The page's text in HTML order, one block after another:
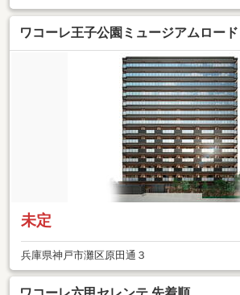
ワコーレ王子公園ミュージアムロー
未定
兵庫県神戸市灘区原田通３